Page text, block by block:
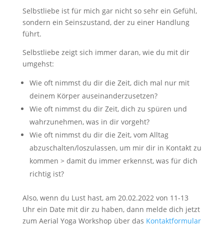
Selbstliebe ist für mich gar nicht so sehr ein Gefühl,
sondern ein Seinszustand, der zu einer Handlung
führt.
Selbstliebe zeigt sich immer daran, wie du mit dir
umgehst:
Wie oft nimmst du dir die Zeit, dich mal nur mit
deinem Körper auseinanderzusetzen?
Wie oft nimmst du dir Zeit, dich zu spüren und
wahrzunehmen, was in dir vorgeht?
Wie oft nimmst du dir die Zeit, vom Alltag
abzuschalten/loszulassen, um mir dir in Kontakt zu
kommen > damit du immer erkennst, was für dich
richtig ist?
Also, wenn du Lust hast, am 20.02.2022 von 11-13
Uhr ein Date mit dir zu haben, dann melde dich jetzt
zum Aerial Yoga Workshop über das Kontaktformular